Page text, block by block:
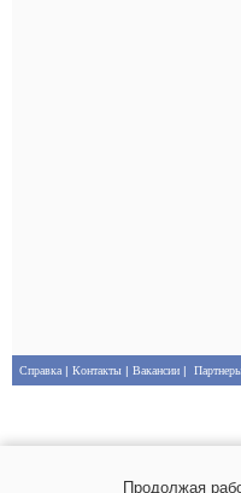
Справка | Контакты | Вакансии |
Продолжая